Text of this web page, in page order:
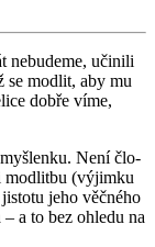
ne­bu­de­me, uči­ni­li
se mod­lit, aby mu
dobře víme,
Není člo­
mod­lit­bu (vý­jim­ku
jeho věč­né­ho
a to bez ohle­du na